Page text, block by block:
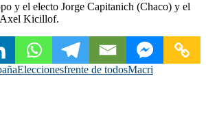
y el electo Jorge Capitanich (Chaco) y el
Axel Kicillof.
Eleccionesfrente de todosMacri